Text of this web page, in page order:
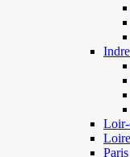
Loir-
Paris